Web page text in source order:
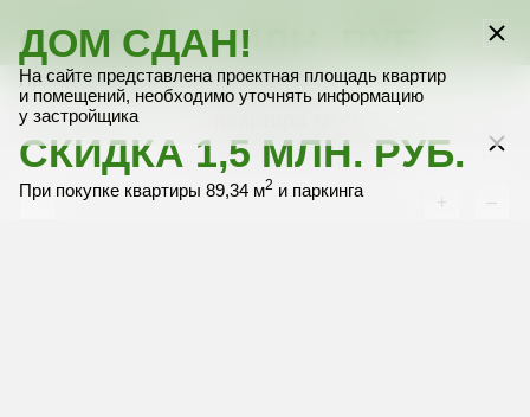
11 этаж
без межкомнатных перегородок
+ –
Выбрать квартиру
Выбрать квартиру
Выбрать квартиру
Выбрать квартиру
Выбрать квартиру
СКИДКА 1 МЛН. РУБ.
При покупке только квартиры 89,34 м2
СКИДКА 1,5 МЛН. РУБ.
При покупке квартиры 89,34 м2 и паркинга
ДОМ СДАН!
На сайте представлена проектная площадь квартир
и помещений, необходимо уточнять информацию
у застройщика